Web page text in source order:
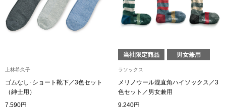
その他
ワンピース
上林希久子
ゴムなし･ショート靴下／3色セット
（紳士用）
7,590円
当社限定商品 男女兼用
ラソックス
メリノウール混直角ハイソックス／3
色セット／男女兼用
9,240円